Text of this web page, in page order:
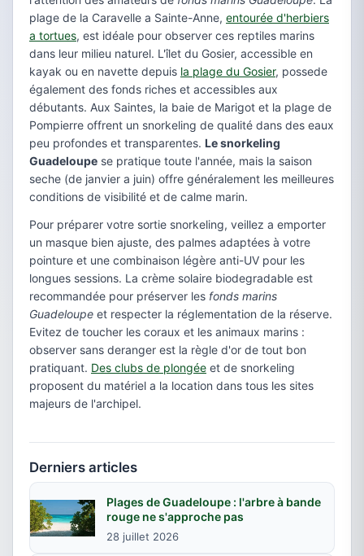
plage de la Caravelle a Sainte-Anne, entourée d'herbiers
a tortues, est idéale pour observer ces reptiles marins
dans leur milieu naturel. L'îlet du Gosier, accessible en
kayak ou en navette depuis la plage du Gosier, possede
également des fonds riches et accessibles aux
débutants. Aux Saintes, la baie de Marigot et la plage de
Pompierre offrent un snorkeling de qualité dans des eaux
peu profondes et transparentes. Le snorkeling
Guadeloupe se pratique toute l'année, mais la saison
seche (de janvier a juin) offre généralement les meilleures
conditions de visibilité et de calme marin.
Pour préparer votre sortie snorkeling, veillez a emporter
un masque bien ajuste, des palmes adaptées à votre
pointure et une combinaison légère anti-UV pour les
longues sessions. La crème solaire biodegradable est
recommandée pour préserver les fonds marins
Guadeloupe et respecter la réglementation de la réserve.
Evitez de toucher les coraux et les animaux marins :
observer sans deranger est la règle d'or de tout bon
pratiquant. Des clubs de plongée et de snorkeling
proposent du matériel a la location dans tous les sites
majeurs de l'archipel.
Derniers articles
Plages de Guadeloupe : l'arbre à bande
rouge ne s'approche pas
28 juillet 2026